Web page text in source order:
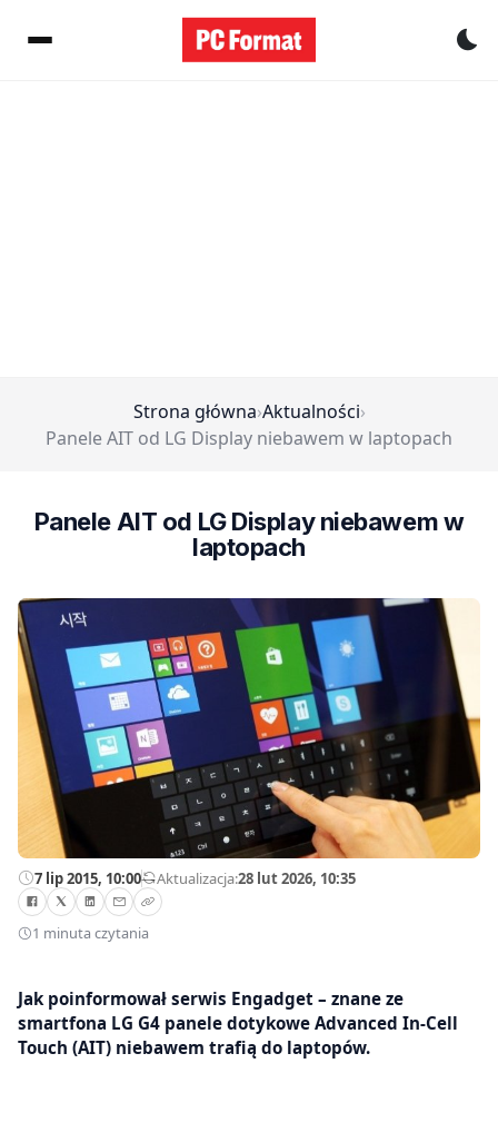
Strona główna›Aktualności›
Panele AIT od LG Display niebawem w laptopach
Panele AIT od LG Display niebawem w
laptopach
7 lip 2015, 10:00—Aktualizacja:28 lut 2026, 10:35
1 minuta czytania
Jak poinformował serwis Engadget – znane ze
smartfona LG G4 panele dotykowe Advanced In-Cell
Touch (AIT) niebawem trafią do laptopów.